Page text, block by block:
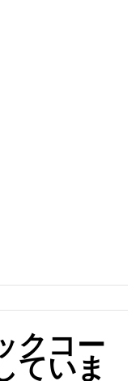
クコー
ていま